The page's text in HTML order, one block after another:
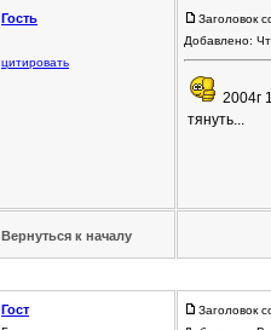
Гость
цитировать
Заголовок
Добавлено:
2004г
тянуть...
Вернуться к началу
Гост
Заголовок